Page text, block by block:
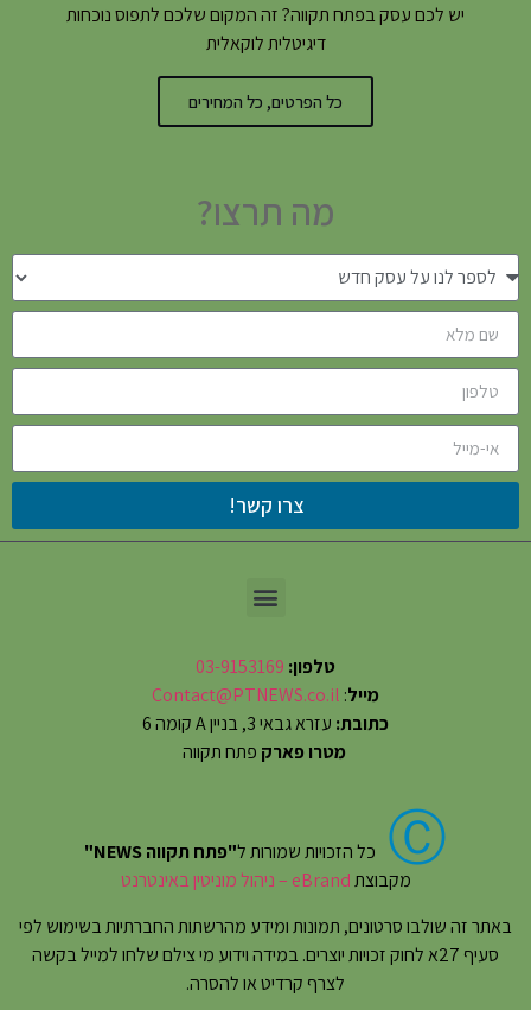
יש לכם עסק בפתח תקווה? זה המקום שלכם לתפוס נוכחות
דיגיטלית לוקאלית
כל הפרטים, כל המחירים
מה תרצו?
צרו קשר!
טלפון: 03-9153169
מייל:
Contact@PTNEWS.co.il
כתובת: עזרא גבאי 3, בניין A קומה 6
מטרו פארק פתח תקווה
Ⓒ כל הזכויות שמורות ל"פתח תקווה NEWS"
מקבוצתeBrand – ניהול מוניטין באינטרנט
באתר זה שולבו סרטונים, תמונות ומידע מהרשתות החברתיות בשימוש לפי
סעיף 27א לחוק זכויות יוצרים. במידה וידוע מי צילם שלחו למייל בקשה
לצרף קרדיט או להסרה.